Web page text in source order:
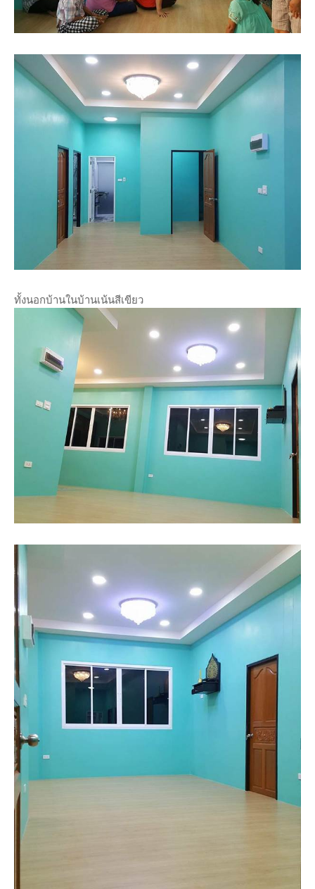
ทั้งนอกบ้านในบ้านเน้นสีเขียว